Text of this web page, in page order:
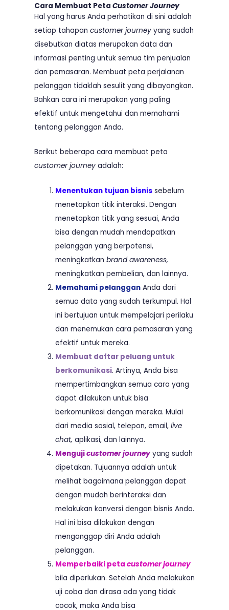
Cara Membuat Peta Customer Journey
Hal yang harus Anda perhatikan di sini adalah
setiap tahapan customer journey yang sudah
disebutkan diatas merupakan data dan
informasi penting untuk semua tim penjualan
dan pemasaran. Membuat peta perjalanan
pelanggan tidaklah sesulit yang dibayangkan.
Bahkan cara ini merupakan yang paling
efektif untuk mengetahui dan memahami
tentang pelanggan Anda.
Berikut beberapa cara membuat peta
customer journey adalah:
Menentukan tujuan bisnissebelum
menetapkan titik interaksi. Dengan
menetapkan titik yang sesuai, Anda
bisa dengan mudah mendapatkan
pelanggan yang berpotensi,
meningkatkan brand awareness,
meningkatkan pembelian, dan lainnya.
Memahami pelangganAnda dari
semua data yang sudah terkumpul. Hal
ini bertujuan untuk mempelajari perilaku
dan menemukan cara pemasaran yang
efektif untuk mereka.
Membuat daftar peluang untuk
berkomunikasi. Artinya, Anda bisa
mempertimbangkan semua cara yang
dapat dilakukan untuk bisa
berkomunikasi dengan mereka. Mulai
dari media sosial, telepon, email, live
chat, aplikasi, dan lainnya.
Mengujicustomer journey yang sudah
dipetakan. Tujuannya adalah untuk
melihat bagaimana pelanggan dapat
dengan mudah berinteraksi dan
melakukan konversi dengan bisnis Anda.
Hal ini bisa dilakukan dengan
menganggap diri Anda adalah
pelanggan.
Memperbaiki peta customer journey
bila diperlukan. Setelah Anda melakukan
uji coba dan dirasa ada yang tidak
cocok, maka Anda bisa